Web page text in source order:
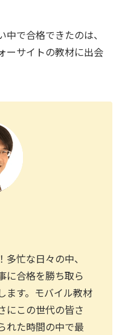
で合格できたのは、
ーサイトの教材に出会
忙な日々の中、
に合格を勝ち取ら
ます。モバイル教材
にこの世代の皆さ
れた時間の中で最